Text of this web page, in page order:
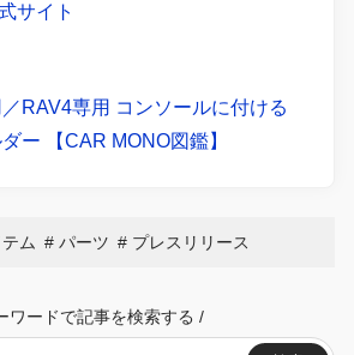
サイト
RAV4専用 コンソールに付ける
ー 【CAR MONO図鑑】
ム パーツ プレスリリース
ワードで記事を検索する /